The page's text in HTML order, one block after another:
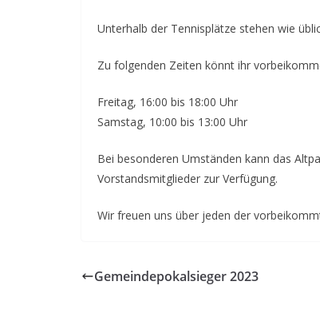
Unterhalb der Tennisplätze stehen wie
Zu folgenden Zeiten könnt ihr
Freitag, 16:00 bis 18:00 Uhr
Samstag, 10:00 bis 13:00 Uhr
Bei besonderen Umständen kann das
Vorstandsmitglieder zur Verfügung.
Wir freuen uns über jeden der
Gemeindepokalsieger 2023